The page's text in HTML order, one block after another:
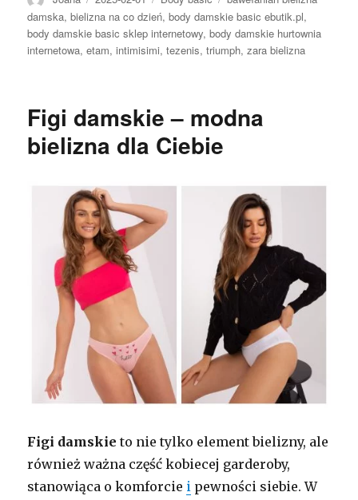
damska,bielizna na co dzień,body damskie basic ebutik.pl,
body damskie basic sklep internetowy,body damskie hurtownia
internetowa,etam,intimisimi,tezenis,triumph,zara bielizna
Figi damskie – modna
bielizna dla Ciebie
Figi damskie to nie tylko element bielizny, ale
również ważna część kobiecej garderoby,
stanowiąca o komforcie i pewności siebie. W